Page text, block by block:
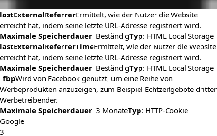
lastExternalReferrerErmittelt, wie der Nutzer die Website
erreicht hat, indem seine letzte URL-Adresse registriert wird.
Maximale Speicherdauer: BeständigTyp: HTML Local Storage
lastExternalReferrerTimeErmittelt, wie der Nutzer die Website
erreicht hat, indem seine letzte URL-Adresse registriert wird.
Maximale Speicherdauer: BeständigTyp: HTML Local Storage
_fbpWird von Facebook genutzt, um eine Reihe von
Werbeprodukten anzuzeigen, zum Beispiel Echtzeitgebote dritter
Werbetreibender.
Maximale Speicherdauer: 3 MonateTyp: HTTP-Cookie
Google
3